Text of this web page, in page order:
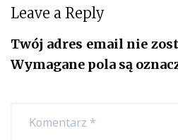
Leave a Reply
Twój adres email nie
Wymagane pola są